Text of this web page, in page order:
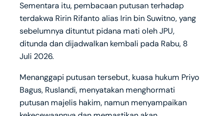
Sementara itu, pembacaan putusan terhadap
terdakwa Ririn Rifanto alias Irin bin Suwitno, yang
sebelumnya dituntut pidana mati oleh JPU,
ditunda dan dijadwalkan kembali pada Rabu, 8
Juli 2026.
Menanggapi putusan tersebut, kuasa hukum Priyo
Bagus, Ruslandi, menyatakan menghormati
putusan majelis hakim, namun menyampaikan